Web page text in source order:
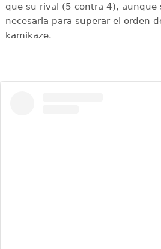
que su rival (5 contra 4), aunque
necesaria para superar el orden
kamikaze.